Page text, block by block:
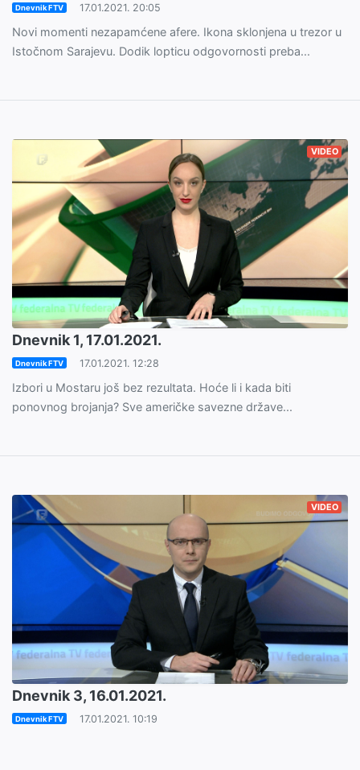
Dnevnik FTV 17.01.2021. 20:05
Novi momenti nezapamćene afere. Ikona sklonjena u trezor u
Istočnom Sarajevu. Dodik lopticu odgovornosti preba...
VIDEO
Dnevnik 1, 17.01.2021.
Dnevnik FTV 17.01.2021. 12:28
Izbori u Mostaru još bez rezultata. Hoće li i kada biti
ponovnog brojanja? Sve američke savezne države...
VIDEO
Dnevnik 3, 16.01.2021.
Dnevnik FTV 17.01.2021. 10:19